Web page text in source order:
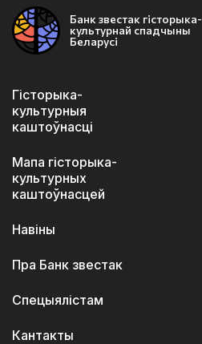
Банк звестак гісторыка-
культурнай спадчыны
Беларусі
Гісторыка-
культурныя
каштоўнасці
Мапа гісторыка-
культурных
каштоўнасцей
Навіны
Пра Банк звестак
Спецыялістам
Кантакты